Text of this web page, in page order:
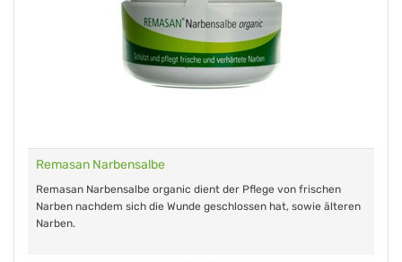
Remasan Narbensalbe
Remasan Narbensalbe organic dient der Pflege von frischen
Narben nachdem sich die Wunde geschlossen hat, sowie älteren
Narben.